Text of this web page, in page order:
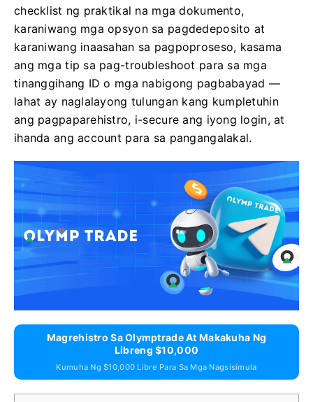
checklist ng praktikal na mga dokumento,
karaniwang mga opsyon sa pagdedeposito at
karaniwang inaasahan sa pagpoproseso, kasama
ang mga tip sa pag-troubleshoot para sa mga
tinanggihang ID o mga nabigong pagbabayad —
lahat ay naglalayong tulungan kang kumpletuhin
ang pagpaparehistro, i-secure ang iyong login, at
ihanda ang account para sa pangangalakal.
Magrehistro Sa Olymptrade At Makakuha Ng
Libreng $10,000
Kumuha Ng $10,000 Libre Para Sa Mga Nagsisimula